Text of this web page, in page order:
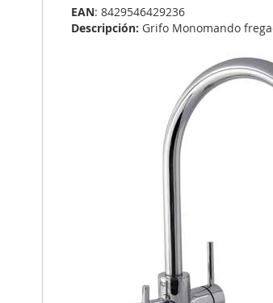
EAN: 8429546429236
Descripción: Grifo Monomando